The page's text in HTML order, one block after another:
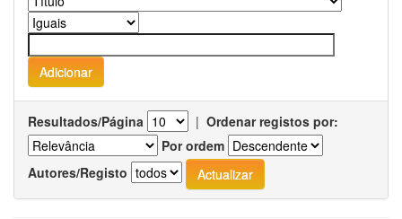
Resultados/Página | Ordenar registos por:
Por ordem
Autores/Registo